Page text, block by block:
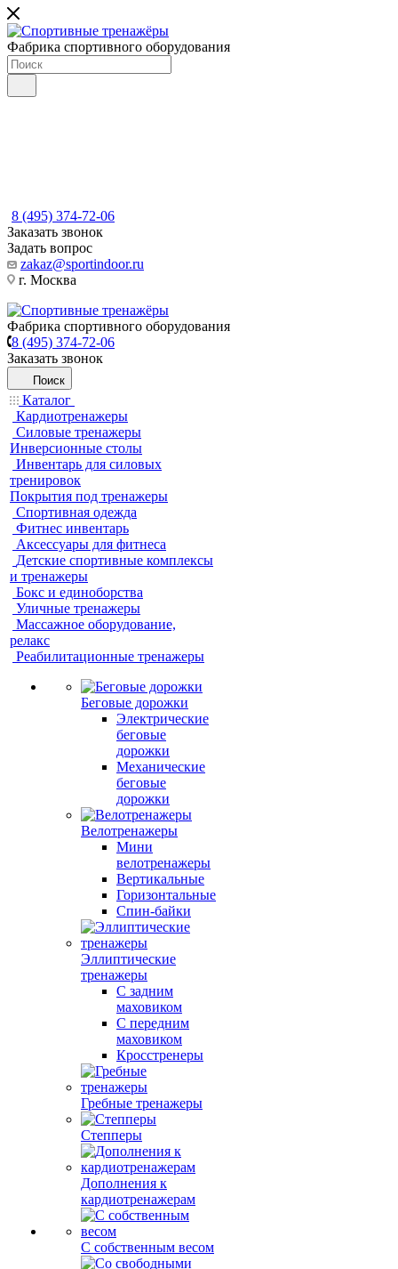
Фабрика спортивного оборудования
8 (495) 374-72-06
Заказать звонок
Задать вопрос
zakaz@sportindoor.ru
г. Москва
Фабрика спортивного оборудования
8 (495) 374-72-06
Заказать звонок
Поиск
Каталог
Кардиотренажеры
Силовые тренажеры
Инверсионные столы
Инвентарь для силовых
тренировок
Покрытия под тренажеры
Спортивная одежда
Фитнес инвентарь
Аксессуары для фитнеса
Детские спортивные комплексы
и тренажеры
Бокс и единоборства
Уличные тренажеры
Массажное оборудование,
релакс
Реабилитационные тренажеры
Беговые дорожки
Электрические
беговые
дорожки
Механические
беговые
дорожки
Велотренажеры
Мини
велотренажеры
Вертикальные
Горизонтальные
Спин-байки
Эллиптические
тренажеры
С задним
маховиком
С передним
маховиком
Кросстренеры
Гребные тренажеры
Степперы
Дополнения к
кардиотренажерам
С собственным весом